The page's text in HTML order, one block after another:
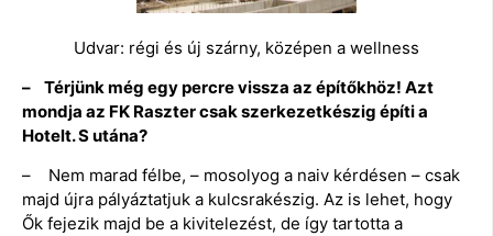
Udvar: régi és új szárny, középen a wellness
– Térjünk még egy percre vissza az építőkhöz! Azt
mondja az FK Raszter csak szerkezetkészig építi a
Hotelt. S utána?
– Nem marad félbe, – mosolyog a naiv kérdésen – csak
majd újra pályáztatjuk a kulcsrakészig. Az is lehet, hogy
Ők fejezik majd be a kivitelezést, de így tartotta a